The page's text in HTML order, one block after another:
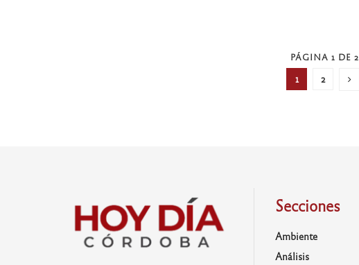
PÁGINA 1 DE 2
1 2
Secciones
Ambiente
Análisis